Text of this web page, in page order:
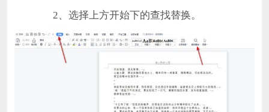
2、选择上方开始下的查找替换。